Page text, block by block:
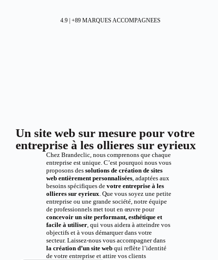
4.9 | +89 MARQUES ACCOMPAGNEES
Un site web sur mesure pour votre
entreprise à les ollieres sur eyrieux
Chez Brandeclic, nous comprenons que chaque
entreprise est unique. C’est pourquoi nous vous
proposons des solutions de création de sites
web entièrement personnalisées, adaptées aux
besoins spécifiques de votre entreprise à les
ollieres sur eyrieux. Que vous soyez une petite
entreprise ou une grande société, notre équipe
de professionnels met tout en œuvre pour
concevoir un site performant, esthétique et
facile à utiliser, qui vous aidera à atteindre vos
objectifs et à vous démarquer dans votre
secteur. Laissez-nous vous accompagner dans
la création d’un site webqui reflète l’identité
de votre entreprise et attire vos clients